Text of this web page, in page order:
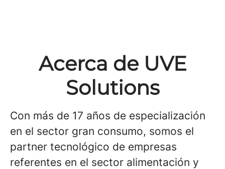
Acerca de UVE
Solutions
Con más de 17 años de especialización
en el sector gran consumo, somos el
partner tecnológico de empresas
referentes en el sector alimentación y